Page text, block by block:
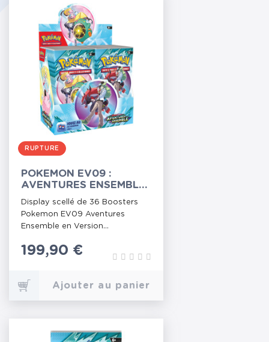
RUPTURE
POKEMON EV09 :
AVENTURES ENSEMBLE
- 36 BOOSTERS
Display scellé de 36 Boosters
Pokemon EV09 Aventures
Ensemble en Version...
Prix
199,90 €
Ajouter au panier